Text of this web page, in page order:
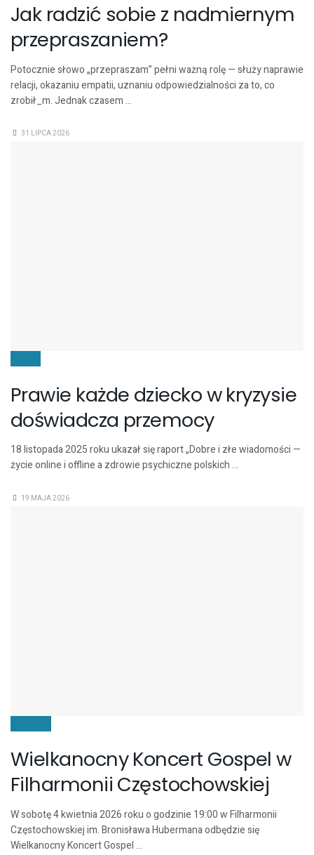
Jak radzić sobie z nadmiernym
przepraszaniem?
Potocznie słowo „przepraszam” pełni ważną rolę — służy naprawie
relacji, okazaniu empatii, uznaniu odpowiedzialności za to, co
zrobił_m. Jednak czasem ...
31 LIPCA 2026
Prawie każde dziecko w kryzysie
doświadcza przemocy
18 listopada 2025 roku ukazał się raport „Dobre i złe wiadomości —
życie online i offline a zdrowie psychiczne polskich ...
19 MAJA 2026
Wielkanocny Koncert Gospel w
Filharmonii Częstochowskiej
W sobotę 4 kwietnia 2026 roku o godzinie 19:00 w Filharmonii
Częstochowskiej im. Bronisława Hubermana odbędzie się
Wielkanocny Koncert Gospel ...